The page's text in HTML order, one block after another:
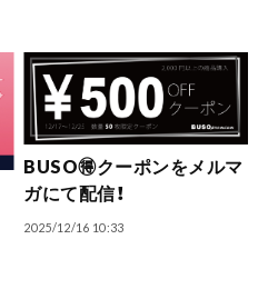
BUSO🉐クーポンをメルマ
ガにて配信！
2025/12/16 10:33